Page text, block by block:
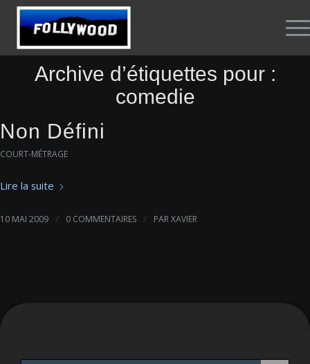
Archive d’étiquettes pour :
comedie
Non Défini
COURT-MÉTRAGE
Lire la suite
10 MAI 2009 / 0 COMMENTAIRES / PARXAVIER